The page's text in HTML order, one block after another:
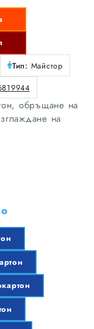
Тип: Майстор
обръщане на
на